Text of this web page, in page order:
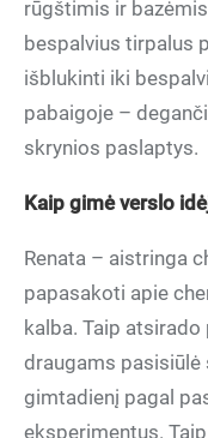
rūgštimis ir
bespalvius tirpalus
išblukinti iki
pabaigoje –
skrynios paslaptys.
Kaip gimė verslo
Renata – aistringa
papasakoti apie
kalba. Taip
draugams
gimtadienį pagal
eksperimentus.